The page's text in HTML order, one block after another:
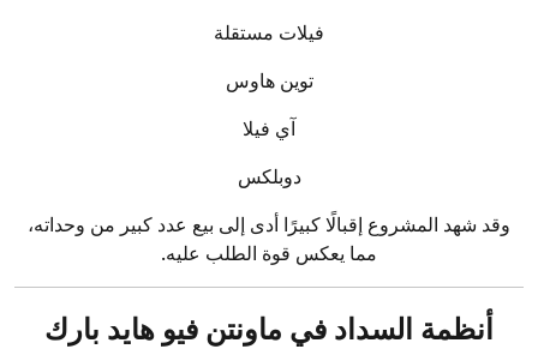
فيلات مستقلة
توين هاوس
آي فيلا
دوبلكس
وقد شهد المشروع إقبالًا كبيرًا أدى إلى بيع عدد كبير من وحداته،
مما يعكس قوة الطلب عليه.
أنظمة السداد في ماونتن فيو هايد بارك